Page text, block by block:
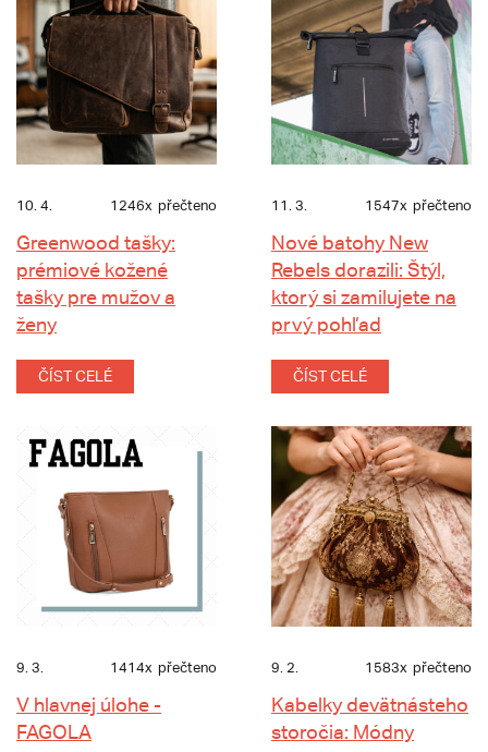
10. 4. 1246x přečteno
Greenwood tašky:
prémiové kožené
tašky pre mužov a
ženy
ČÍST CELÉ
11. 3. 1547x přečteno
Nové batohy New
Rebels dorazili: Štýl,
ktorý si zamilujete na
prvý pohľad
ČÍST CELÉ
9. 3. 1414x přečteno
V hlavnej úlohe -
FAGOLA
9. 2. 1583x přečteno
Kabelky devätnásteho
storočia: Módny